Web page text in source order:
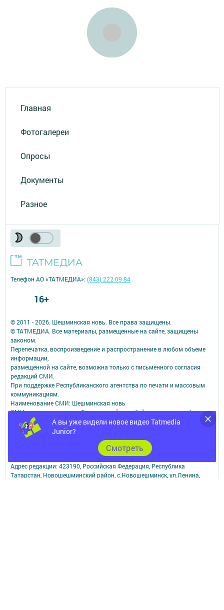
Главная
Фотогалереи
Опросы
Документы
Разное
А вы уже видели новое видео Tatmedia
Junior?
Cмотреть
© 2011 - 2026. Шешминская новь. Все права защищены.
© ТАТМЕДИА. Все материалы, размещенные на сайте, защищены
законом.
Перепечатка, воспроизведение и распространение в любом объеме
информации,
размещенной на сайте, возможна только с письменного согласия
редакций СМИ.
При поддержке Республиканского агентства по печати и массовым
коммуникациям.
Наименование СМИ: Шешминская новь
СМИ зарегистрировано Федеральной службой по надзору в сфере
связи,
информационных технологий и массовых коммуникаций
запись о регистрации СМИ ЭЛ № ФС 77 - 90148 от 07.10.2025
ФИО главного редактора: Мусин Азат Вализанович Email:
sheshminskaja-nov.dir@tatmedia.com
Адрес редакции: 423190, Российская Федерация, Республика
Татарстан, Новошешминский район, с.Новошешминск, ул.Ленина,
Телефон АО «ТАТМЕДИА»:(843) 222 09 84
16+